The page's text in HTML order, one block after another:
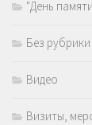
"День
Без рубрики
Видео
Визиты,